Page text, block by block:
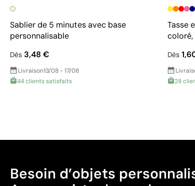
Sablier de 5 minutes avec base
personnalisable
Dès 3,48 €
Livraison13/08 - 17/08
44 clients satisfaits
Tasse
Dès
28
Besoin d’objets